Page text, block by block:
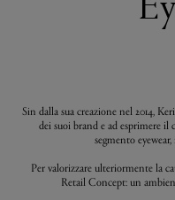
Sin dalla sua creazione nel 2014,
dei suoi brand e ad esprimere
segmento
Per valorizzare ulteriormente la
Retail Concept: un